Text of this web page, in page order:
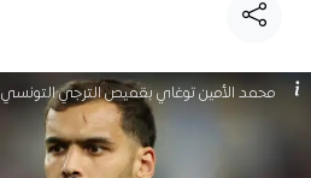
محمد الأمين توغاي بقميص الترجي التونسي